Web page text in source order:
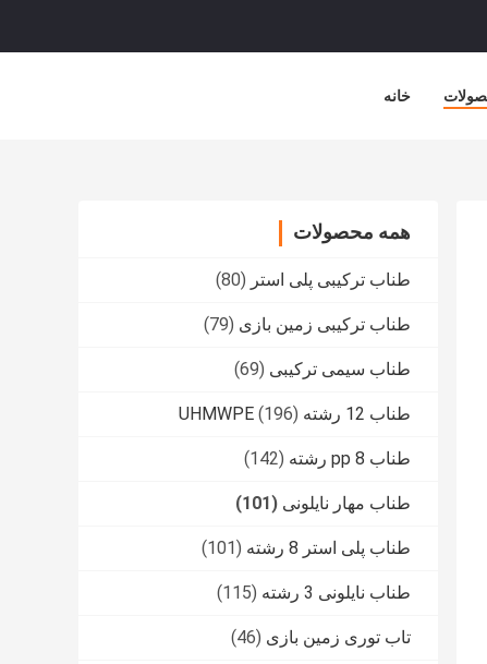
خانه
همه محصولات
طناب ترکیبی پلی استر (80)
طناب ترکیبی زمین بازی (79)
طناب سیمی ترکیبی (69)
طناب 12 رشته UHMWPE (196)
طناب pp 8 رشته (142)
طناب مهار نایلونی (101)
طناب پلی استر 8 رشته (101)
طناب نایلونی 3 رشته (115)
تاب توری زمین بازی (46)